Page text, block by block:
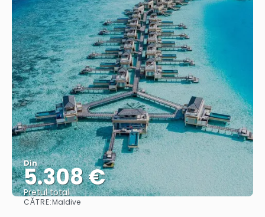
Din
5.308 €
Pretul total
CĂTRE:Maldive